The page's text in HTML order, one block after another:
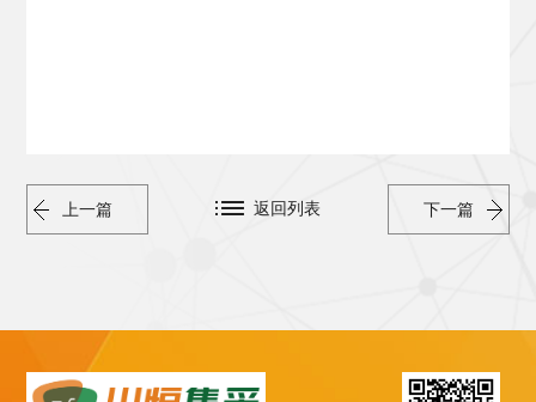
上一篇 下一篇
返回列表